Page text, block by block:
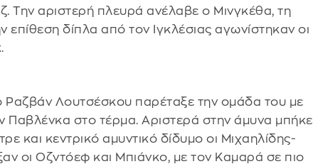
Την αριστερή πλευρά ανέλαβε ο Μινγκέθα, τη
επίθεση δίπλα από τον Ιγκλέσιας αγωνίστηκαν οι
Λουτσέσκου παρέταξε την ομάδα του με
Παβλένκα στο τέρμα. Αριστερά στην άμυνα μπήκε
και κεντρικό αμυντικό δίδυμο οι Μιχαηλίδης-
οι Οζντόεφ και Μπιάνκο, με τον Καμαρά σε πιο